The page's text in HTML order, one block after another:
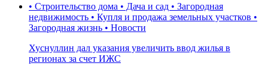
• Строительство дома • Дача и сад • Загородная
недвижимость • Купля и продажа земельных участков •
Загородная жизнь • Новости
Хуснуллин дал указания увеличить ввод жилья в
регионах за счет ИЖС